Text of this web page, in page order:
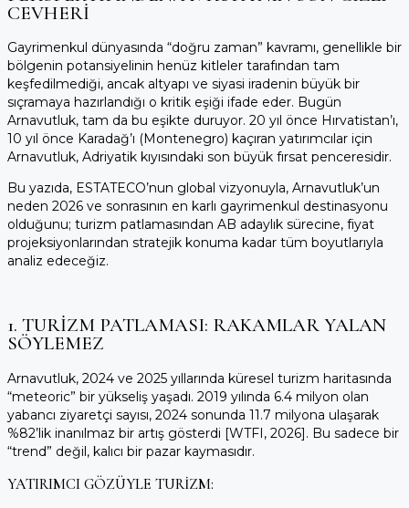
CEVHERI
Gayrimenkul dünyasında “doğru zaman” kavramı, genellikle bir
bölgenin potansiyelinin henüz kitleler tarafından tam
keşfedilmediği, ancak altyapı ve siyasi iradenin büyük bir
sıçramaya hazırlandığı o kritik eşiği ifade eder. Bugün
Arnavutluk, tam da bu eşikte duruyor. 20 yıl önce Hırvatistan’ı,
10 yıl önce Karadağ’ı (Montenegro) kaçıran yatırımcılar için
Arnavutluk, Adriyatik kıyısındaki son büyük fırsat penceresidir.
Bu yazıda, ESTATECO’nun global vizyonuyla, Arnavutluk’un
neden 2026 ve sonrasının en karlı gayrimenkul destinasyonu
olduğunu; turizm patlamasından AB adaylık sürecine, fiyat
projeksiyonlarından stratejik konuma kadar tüm boyutlarıyla
analiz edeceğiz.
1. TURIZM PATLAMASI: RAKAMLAR YALAN
SÖYLEMEZ
Arnavutluk, 2024 ve 2025 yıllarında küresel turizm haritasında
“meteoric” bir yükseliş yaşadı. 2019 yılında 6.4 milyon olan
yabancı ziyaretçi sayısı, 2024 sonunda 11.7 milyona ulaşarak
%82’lik inanılmaz bir artış gösterdi [WTFI, 2026]. Bu sadece bir
“trend” değil, kalıcı bir pazar kaymasıdır.
YATIRIMCI GÖZÜYLE TURIZM: